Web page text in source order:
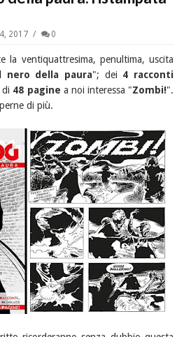
2017 0
la ventiquattresima, penultima, uscita
nero della paura"; dei 4 racconti
48 pagine a noi interessa "Zombi!".
di più.